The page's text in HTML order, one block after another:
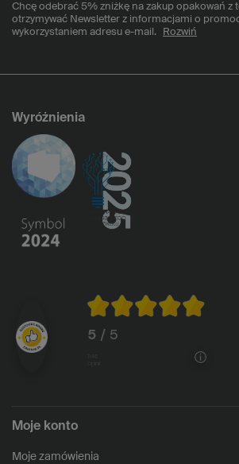
Chcę odebrać 5% zniżkę na zakup opakowań z
otrzymywać Newsletter z informacjami o
wykorzystaniem adresu e-mail.
Rozwiń
Wyróżnienia
5 / 5
Moje konto
Moje zamówienia